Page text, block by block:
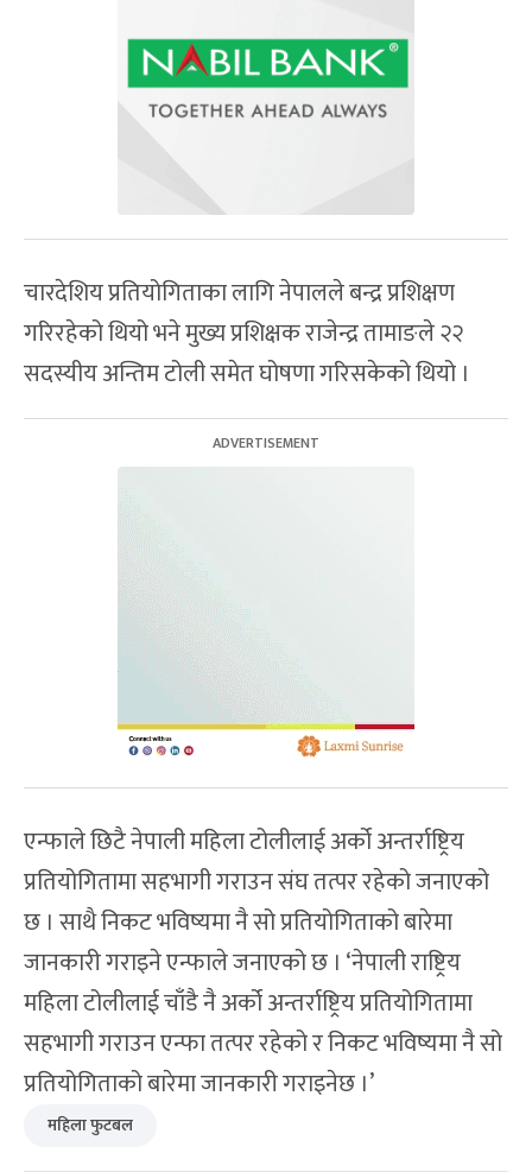
चारदेशिय प्रतियोगिताका लागि नेपालले बन्द्र प्रशिक्षण
गरिरहेको थियो भने मुख्य प्रशिक्षक राजेन्द्र तामाङले २२
सदस्यीय अन्तिम टोली समेत घोषणा गरिसकेको थियो ।
एन्फाले छिटै नेपाली महिला टोलीलाई अर्को अन्तर्राष्ट्रिय
प्रतियोगितामा सहभागी गराउन संघ तत्पर रहेको जनाएको
छ । साथै निकट भविष्यमा नै सो प्रतियोगिताको बारेमा
जानकारी गराइने एन्फाले जनाएको छ । ‘नेपाली राष्ट्रिय
महिला टोलीलाई चाँडै नै अर्को अन्तर्राष्ट्रिय प्रतियोगितामा
सहभागी गराउन एन्फा तत्पर रहेको र निकट भविष्यमा नै सो
प्रतियोगिताको बारेमा जानकारी गराइनेछ ।’
महिला फुटबल